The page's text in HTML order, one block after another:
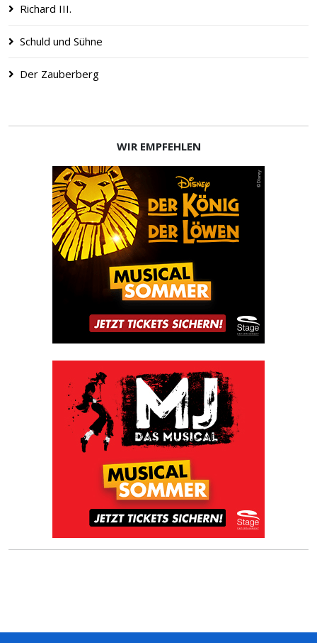
Richard III.
Schuld und Sühne
Der Zauberberg
WIR EMPFEHLEN